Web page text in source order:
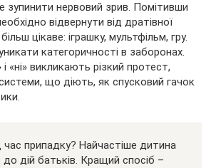
нервовий зрив. Помітивши
відвернути від дратівної
цікаве: іграшку, мультфільм, гру.
категоричності в заборонах.
«ні» викликають різкий протест,
що діють, як спусковий гачок
час припадку? Найчастіше дитина
дій батьків. Кращий спосіб –